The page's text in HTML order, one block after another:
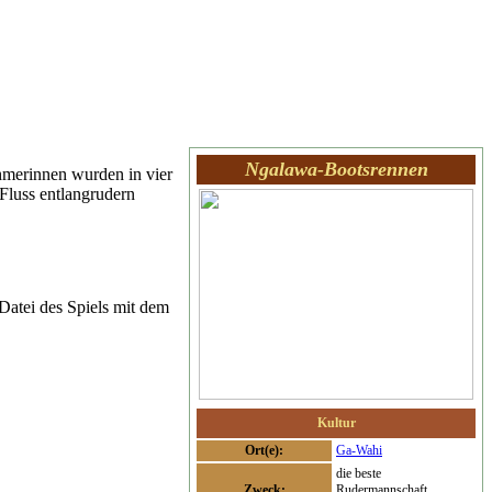
Ngalawa-Bootsrennen
Kultur
Ort(e):
Ga-Wahi
die beste
wurden in vier
entlangrudern
des Spiels mit dem